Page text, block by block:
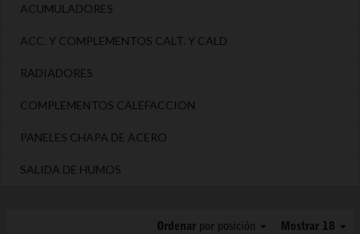
ACUMULADORES
ACC. Y COMPLEMENTOS CALT. Y CALD
RADIADORES
COMPLEMENTOS CALEFACCION
PANELES CHAPA DE ACERO
SALIDA DE HUMOS
Mostrar 18
Ordenar por posición